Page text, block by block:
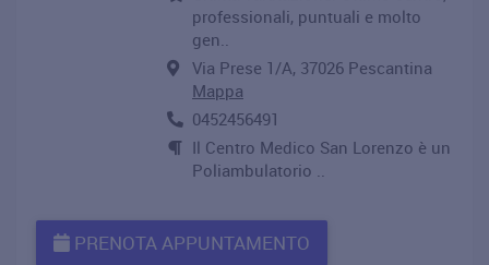
professionali, puntuali e molto
gen..
Via Prese 1/A, 37026 Pescantina
Mappa
0452456491
Il Centro Medico San Lorenzo è un
Poliambulatorio ..
PRENOTA APPUNTAMENTO